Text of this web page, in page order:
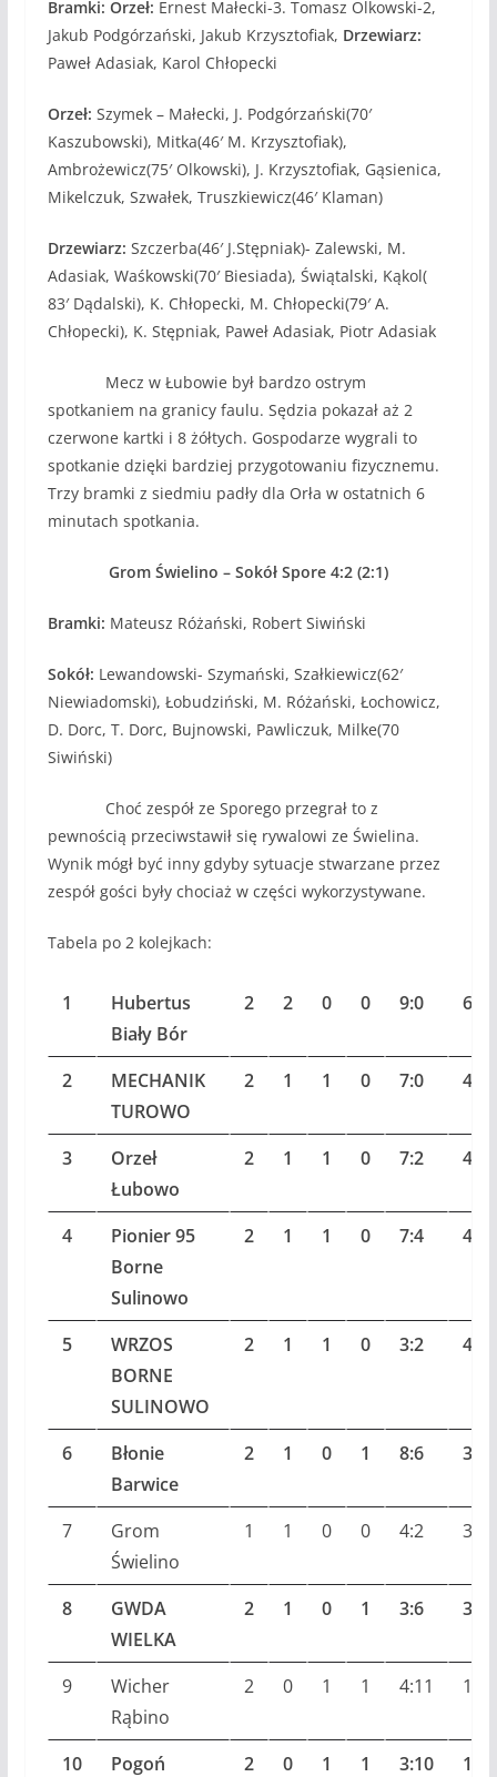
Bramki: Orzeł: Ernest Małecki-3. Tomasz Olkowski-2,
Jakub Podgórzański, Jakub Krzysztofiak, Drzewiarz:
Paweł Adasiak, Karol Chłopecki
Orzeł: Szymek – Małecki, J. Podgórzański(70′
Kaszubowski), Mitka(46′ M. Krzysztofiak),
Ambrożewicz(75′ Olkowski), J. Krzysztofiak, Gąsienica,
Mikelczuk, Szwałek, Truszkiewicz(46′ Klaman)
Drzewiarz: Szczerba(46′ J.Stępniak)- Zalewski, M.
Adasiak, Waśkowski(70′ Biesiada), Świątalski, Kąkol(
83′ Dądalski), K. Chłopecki, M. Chłopecki(79′ A.
Chłopecki), K. Stępniak, Paweł Adasiak, Piotr Adasiak
Mecz w Łubowie był bardzo ostrym
spotkaniem na granicy faulu. Sędzia pokazał aż 2
czerwone kartki i 8 żółtych. Gospodarze wygrali to
spotkanie dzięki bardziej przygotowaniu fizycznemu.
Trzy bramki z siedmiu padły dla Orła w ostatnich 6
minutach spotkania.
Grom Świelino – Sokół Spore 4:2 (2:1)
Bramki: Mateusz Różański, Robert Siwiński
Sokół: Lewandowski- Szymański, Szałkiewicz(62′
Niewiadomski), Łobudziński, M. Różański, Łochowicz,
D. Dorc, T. Dorc, Bujnowski, Pawliczuk, Milke(70
Siwiński)
Choć zespół ze Sporego przegrał to z
pewnością przeciwstawił się rywalowi ze Świelina.
Wynik mógł być inny gdyby sytuacje stwarzane przez
zespół gości były chociaż w części wykorzystywane.
Tabela po 2 kolejkach:
1
Hubertus
Biały Bór
2 2 0 0 9:0 6
2
MECHANIK
TUROWO
2 1 1 0 7:0 4
3
Orzeł
Łubowo
2 1 1 0 7:2 4
4
Pionier 95
Borne
Sulinowo
2 1 1 0 7:4 4
5
WRZOS
BORNE
SULINOWO
2 1 1 0 3:2 4
6
Błonie
Barwice
2 1 0 1 8:6 3
7
Grom
Świelino
1 1 0 0 4:2 3
8
GWDA
WIELKA
2 1 0 1 3:6 3
9
Wicher
Rąbino
2 0 1 1 4:11 1
10
Pogoń
2 0 1 1 3:10 1